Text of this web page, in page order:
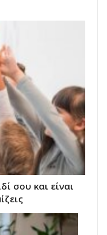
σου και είναι